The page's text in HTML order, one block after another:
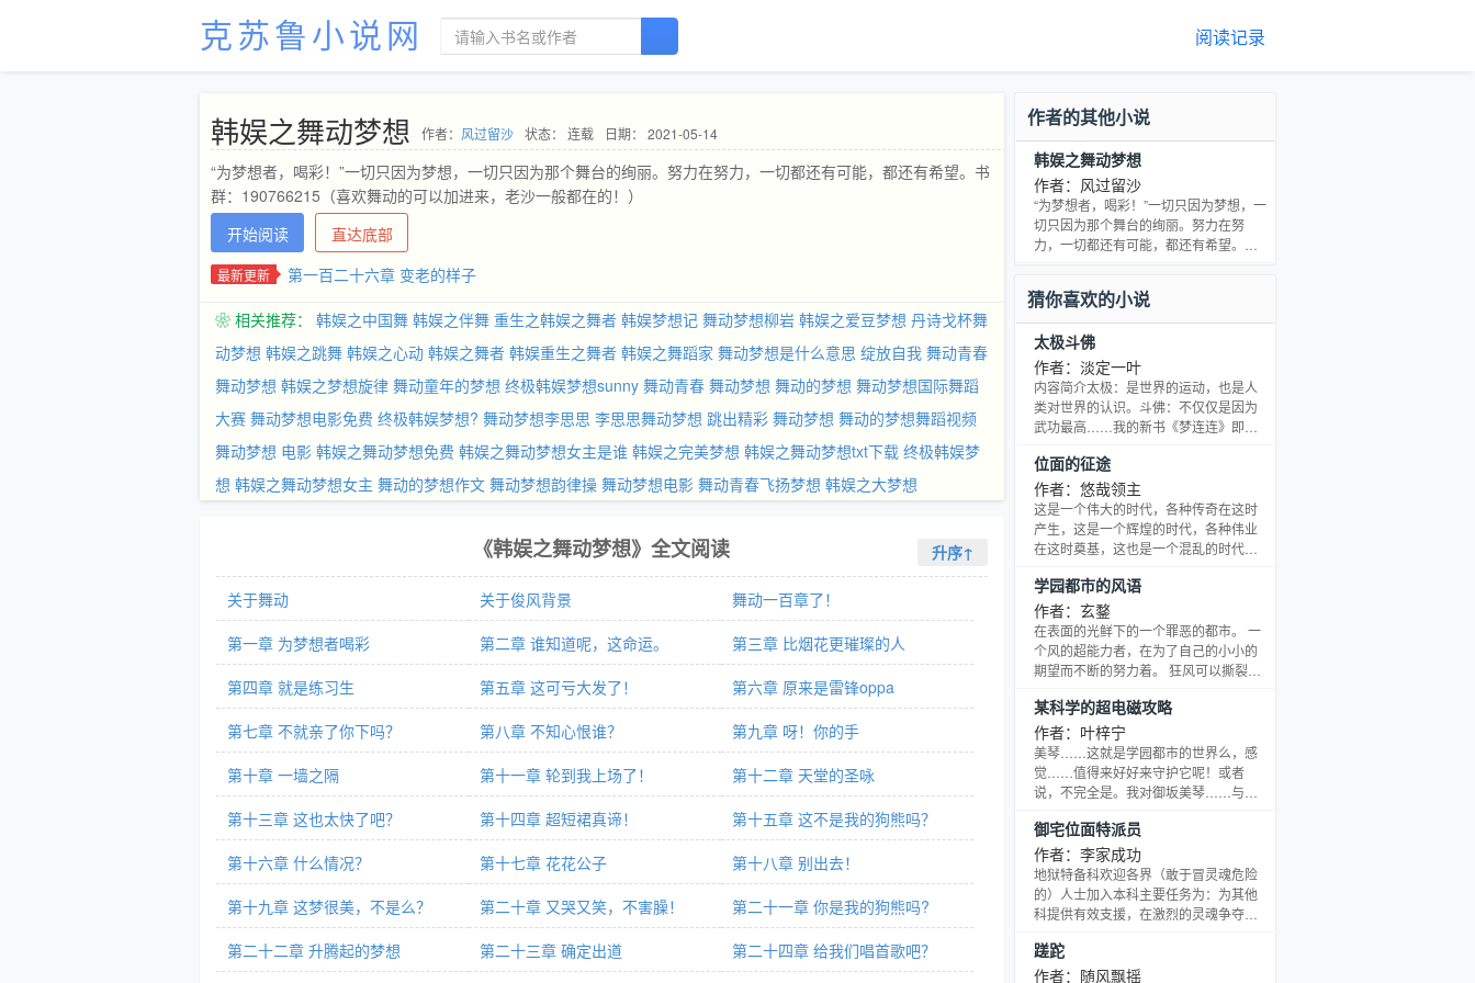
克苏鲁小说网 阅读记录
韩娱之舞动梦想 作者： 风过留沙 状态： 连载 日期： 2021-05-14
“为梦想者，喝彩！”一切只因为梦想，一切只因为那个舞台的绚丽。努力在努力，一切都还有可能，都还有希望。书
群：190766215（喜欢舞动的可以加进来，老沙一般都在的！）
开始阅读
直达底部
最新更新 第一百二十六章 变老的样子
❀ 相关推荐： 韩娱之中国舞 韩娱之伴舞 重生之韩娱之舞者 韩娱梦想记 舞动梦想柳岩 韩娱之爱豆梦想 丹诗戈杯舞
动梦想 韩娱之跳舞 韩娱之心动 韩娱之舞者 韩娱重生之舞者 韩娱之舞蹈家 舞动梦想是什么意思 绽放自我 舞动青春
舞动梦想 韩娱之梦想旋律 舞动童年的梦想 终极韩娱梦想sunny 舞动青春 舞动梦想 舞动的梦想 舞动梦想国际舞蹈
大赛 舞动梦想电影免费 终极韩娱梦想? 舞动梦想李思思 李思思舞动梦想 跳出精彩 舞动梦想 舞动的梦想舞蹈视频
舞动梦想 电影 韩娱之舞动梦想免费 韩娱之舞动梦想女主是谁 韩娱之完美梦想 韩娱之舞动梦想txt下载 终极韩娱梦
想 韩娱之舞动梦想女主 舞动的梦想作文 舞动梦想韵律操 舞动梦想电影 舞动青春飞扬梦想 韩娱之大梦想
《韩娱之舞动梦想》全文阅读 升序↑
关于舞动 关于俊风背景
舞动一百章了！
第一章 为梦想者喝彩
第二章 谁知道呢，这命运。
第三章 比烟花更璀璨的人
第四章 就是练习生
第五章 这可亏大发了！
第六章 原来是雷锋oppa
第七章 不就亲了你下吗？
第八章 不知心恨谁？
第九章 呀！你的手
第十章 一墙之隔
第十一章 轮到我上场了！
第十二章 天堂的圣咏
第十三章 这也太快了吧？
第十四章 超短裙真谛！
第十五章 这不是我的狗熊吗？
第十六章 什么情况？
第十七章 花花公子
第十八章 别出去！
第十九章 这梦很美，不是么？
第二十章 又哭又笑，不害臊！
第二十一章 你是我的狗熊吗?
第二十二章 升腾起的梦想
第二十三章 确定出道 第二十四章 给我们唱首歌吧？
作者的其他小说
韩娱之舞动梦想
作者：风过留沙
“为梦想者，喝彩！”一切只因为梦想，一
切只因为那个舞台的绚丽。努力在努
力，一切都还有可能，都还有希望。书
猜你喜欢的小说
太极斗佛
作者：淡定一叶
内容简介太极：是世界的运动，也是人
类对世界的认识。斗佛：不仅仅是因为
武功最高……我的新书《梦连连》即日
位面的征途
作者：悠哉领主
这是一个伟大的时代，各种传奇在这时
产生，这是一个辉煌的时代，各种伟业
在这时奠基，这也是一个混乱的时代，
同时这也是一个危险的时代，荒兽、异
族，各种各样的危险威胁着你。但是这
也是一个充满机遇的时代，把握机遇，
曾经的蝼蚁亦可站在云端之上俯视众
生。当叶肃站在至高王座上时说：“这就
书友
学园都市的风语
作者：玄鍪
在表面的光鲜下的一个罪恶的都市。 一
个风的超能力者，在为了自己的小小的
期望而不断的努力着。 狂风可以撕裂大
的内心，都掩盖不了内心的一抹温柔。
温柔的风语，只是在你耳边诉说。 洗涤
这个都市。
某科学的超电磁攻略
作者：叶梓宁
美琴……这就是学园都市的世界么，感
觉……值得来好好来守护它呢！或者
说，不完全是。我对御坂美琴……与其
间的爱护……啊，是美琴啊好久不
见……美琴……好好活下去吧……让
我，在黑夜里为你扩出一片无暇的光
明……这是一个关于守护的故事。
御宅位面特派员
作者：李家成功
地狱特备科欢迎各界（敢于冒灵魂危险
的）人士加入本科主要任务为：为其他
科提供有效支援，在激烈的灵魂争夺战
魂们之生死契约，紧紧抓在自己的手
里。1、本科拒绝王立一科的诸位女王、
蹉跎
作者：随风飘摇